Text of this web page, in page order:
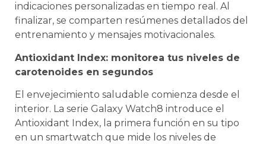
indicaciones personalizadas en tiempo real. Al
finalizar, se comparten resúmenes detallados del
entrenamiento y mensajes motivacionales.
Antioxidant Index: monitorea tus niveles de
carotenoides en segundos
El envejecimiento saludable comienza desde el
interior. La serie Galaxy Watch8 introduce el
Antioxidant Index, la primera función en su tipo
en un smartwatch que mide los niveles de